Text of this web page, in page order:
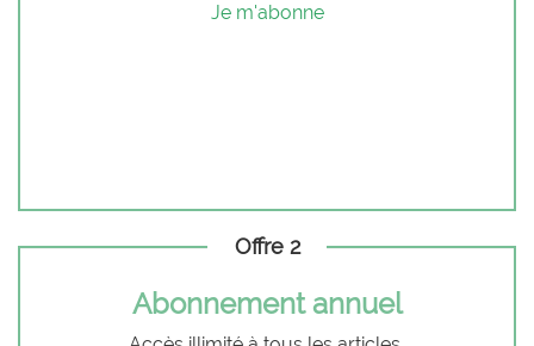
Je m'abonne
Offre 2
Abonnement annuel